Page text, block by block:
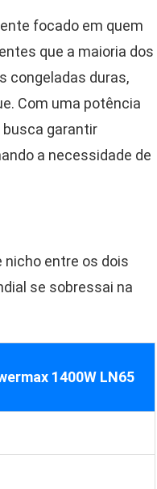
focado em quem
que a maioria dos
congeladas duras,
Com uma potência
busca garantir
a necessidade de
entre os dois
se sobressai na
1400W LN65